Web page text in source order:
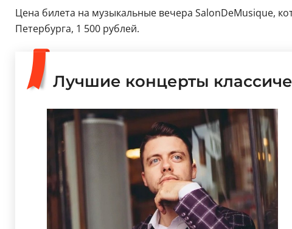
Цена билета на музыкальные вечера SalonDeMusique,
Петербурга, 1 500 рублей.
Лучшие концерты